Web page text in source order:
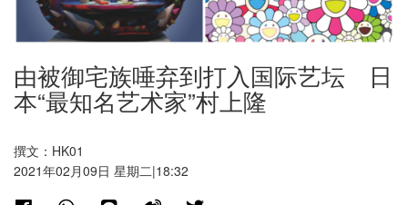
由被御宅族唾弃到打入国际艺坛 日
本“最知名艺术家”村上隆
撰文：HK01
2021年02月09日 星期二|18:32